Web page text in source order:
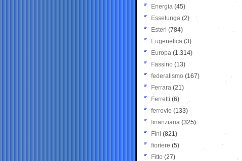
Energia (45)
Esselunga (2)
Esteri (784)
Eugenetica (3)
Europa (1.314)
Fassino (13)
federalismo (167)
Ferrara (21)
Ferretti (6)
ferrovie (133)
finanziaria (325)
Fini (821)
fioriere (5)
Fitto (27)